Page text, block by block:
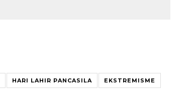
HARI LAHIR PANCASILA EKSTREMISME